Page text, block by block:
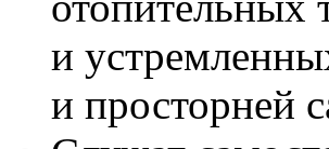
и
и просторней